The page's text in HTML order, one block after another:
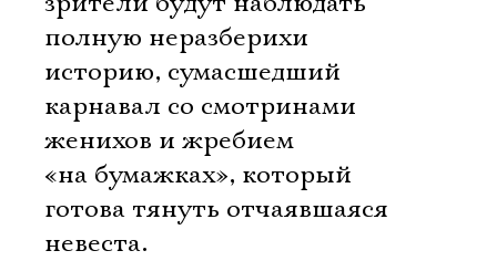
полную неразберихи
историю, сумасшедший
карнавал со смотринами
женихов и жребием
«на бумажках», который
готова тянуть отчаявшаяся
невеста.
Электропочта